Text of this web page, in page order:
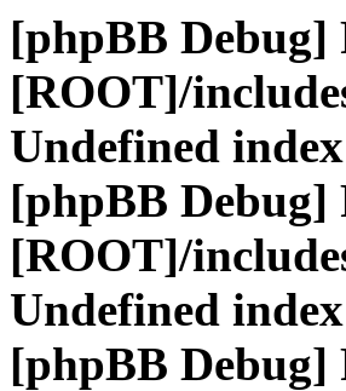
[phpBB Debug]
[ROOT]/
Undefined
[phpBB Debug]
[ROOT]/
Undefined
[phpBB Debug]